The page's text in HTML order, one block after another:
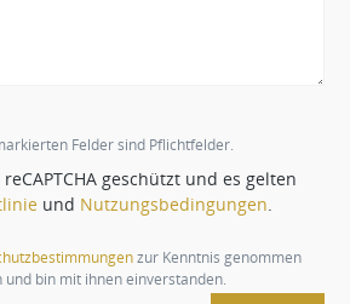
Felder sind Pflichtfelder.
geschützt und es gelten
und Nutzungsbedingungen.
zur Kenntnis genommen
und bin mit ihnen einverstanden.